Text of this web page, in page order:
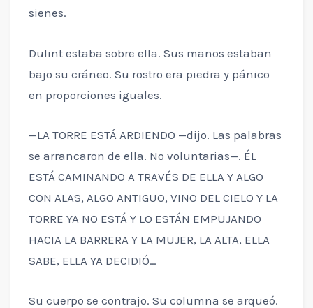
sienes.
Dulint estaba sobre ella. Sus manos estaban
bajo su cráneo. Su rostro era piedra y pánico
en proporciones iguales.
—LA TORRE ESTÁ ARDIENDO —dijo. Las palabras
se arrancaron de ella. No voluntarias—. ÉL
ESTÁ CAMINANDO A TRAVÉS DE ELLA Y ALGO
CON ALAS, ALGO ANTIGUO, VINO DEL CIELO Y LA
TORRE YA NO ESTÁ Y LO ESTÁN EMPUJANDO
HACIA LA BARRERA Y LA MUJER, LA ALTA, ELLA
SABE, ELLA YA DECIDIÓ…
Su cuerpo se contrajo. Su columna se arqueó.